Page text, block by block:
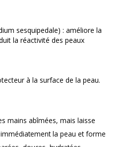
sesquipedale) : améliore la
la réactivité des peaux
à la surface de la peau.
mains abîmées, mais laisse
la peau et forme